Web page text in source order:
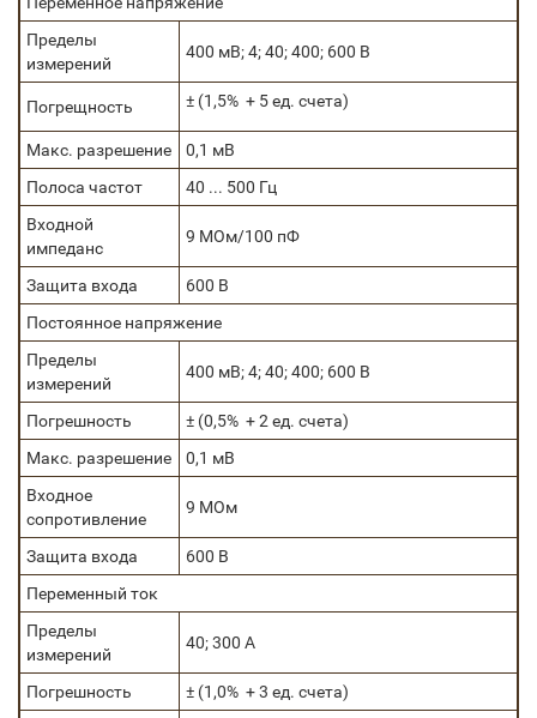
Пределы
измерений
400 мВ; 4; 40; 400; 600 В
Погрещность ± (1,5% + 5 ед. счета)
Макс. разрешение
0,1 мВ
Полоса частот
40 ... 500 Гц
Входной
импеданс
9 МОм/100 пФ
Защита входа
600 В
Постоянное напряжение
Пределы
измерений
400 мВ; 4; 40; 400; 600 В
Погрешность
± (0,5% + 2 ед. счета)
Макс. разрешение
0,1 мВ
Входное
сопротивление
9 МОм
Защита входа
600 В
Переменный ток
Пределы
измерений
40; 300 А
Погрешность
± (1,0% + 3 ед. счета)